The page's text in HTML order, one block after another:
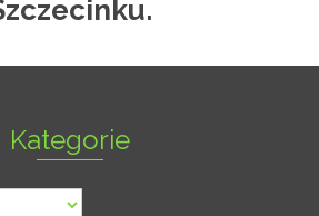
Kategorie